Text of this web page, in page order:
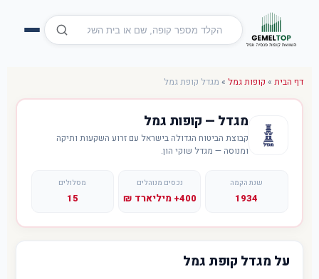
דף הבית » קופות גמל » מגדל קופת גמל
מגדל — קופות גמל
קבוצת הביטוח הגדולה בישראל עם זרוע השקעות ותיקה
ומנוסה — מגדל שוקי הון.
שנת הקמה
1934
נכסים מנוהלים
400+ מיליארד ₪
מסלולים
15
על מגדל קופת גמל